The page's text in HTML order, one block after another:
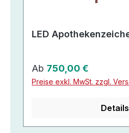
LED
Regulärer Preis:
Ab 750,00 €
Preise exkl. MwSt. zzgl.
Details